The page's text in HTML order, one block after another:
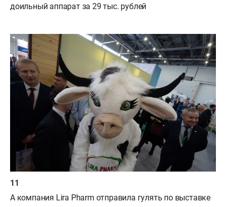
доильный аппарат за 29 тыс. рублей
А компания Lira Pharm отправила гулять по выставке